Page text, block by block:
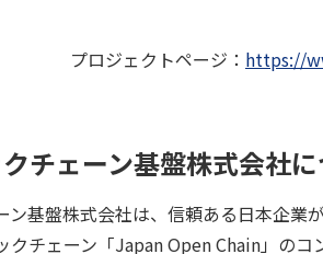
プロジェクトページ ： https://
クチェーン基盤株式会社
ン基盤株式会社は、信頼ある日本企業
クチェーン「Japan Open Chain」のコ